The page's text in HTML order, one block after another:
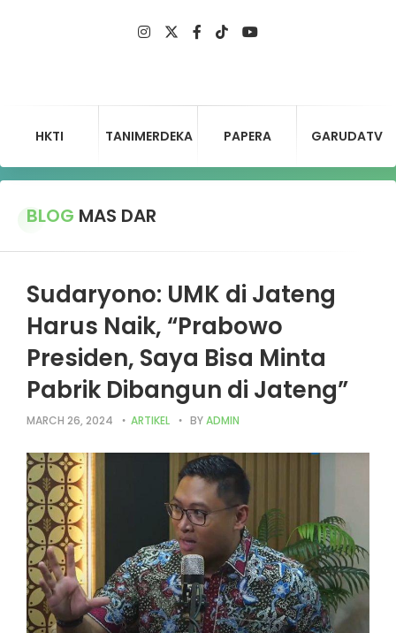
HKTI TANIMERDEKA PAPERA GARUDATV
BLOG MAS DAR
Sudaryono: UMK di Jateng
Harus Naik, “Prabowo
Presiden, Saya Bisa Minta
Pabrik Dibangun di Jateng”
MARCH 26, 2024 ARTIKEL BYADMIN